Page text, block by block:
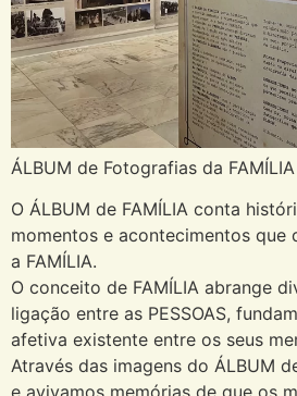
ÁLBUM de Fotografias da
O ÁLBUM de FAMÍLIA conta
momentos e acontecimentos que
a FAMÍLIA.
O conceito de FAMÍLIA abrange
ligação entre as PESSOAS,
afetiva existente entre os seus
Através das imagens do ÁLBUM